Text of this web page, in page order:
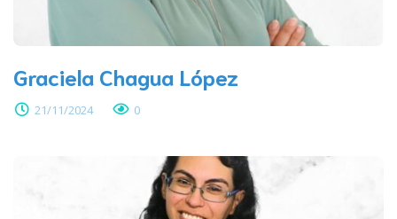
Graciela Chagua López
21/11/2024 0